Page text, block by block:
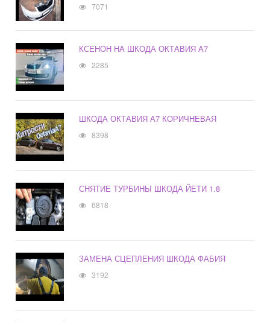
7071
КСЕНОН НА ШКОДА ОКТАВИЯ А7
2285
ШКОДА ОКТАВИЯ А7 КОРИЧНЕВАЯ
8398
СНЯТИЕ ТУРБИНЫ ШКОДА ЙЕТИ 1.8
6818
ЗАМЕНА СЦЕПЛЕНИЯ ШКОДА ФАБИЯ
3192